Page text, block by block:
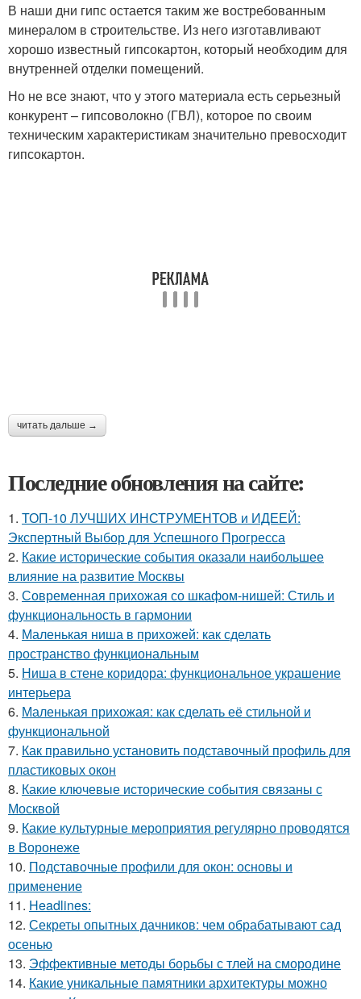
В наши дни гипс остается таким же востребованным
минералом в строительстве. Из него изготавливают
хорошо известный гипсокартон, который необходим для
внутренней отделки помещений.
Но не все знают, что у этого материала есть серьезный
конкурент – гипсоволокно (ГВЛ), которое по своим
техническим характеристикам значительно превосходит
гипсокартон.
читать дальше →
Последние обновления на сайте:
1. ТОП-10 ЛУЧШИХ ИНСТРУМЕНТОВ и ИДЕЕЙ:
Экспертный Выбор для Успешного Прогресса
2. Какие исторические события оказали наибольшее
влияние на развитие Москвы
3. Современная прихожая со шкафом-нишей: Стиль и
функциональность в гармонии
4. Маленькая ниша в прихожей: как сделать
пространство функциональным
5. Ниша в стене коридора: функциональное украшение
интерьера
6. Маленькая прихожая: как сделать её стильной и
функциональной
7. Как правильно установить подставочный профиль для
пластиковых окон
8. Какие ключевые исторические события связаны с
Москвой
9. Какие культурные мероприятия регулярно проводятся
в Воронеже
10. Подставочные профили для окон: основы и
применение
11. Headlines:
12. Секреты опытных дачников: чем обрабатывают сад
осенью
13. Эффективные методы борьбы с тлей на смородине
14. Какие уникальные памятники архитектуры можно